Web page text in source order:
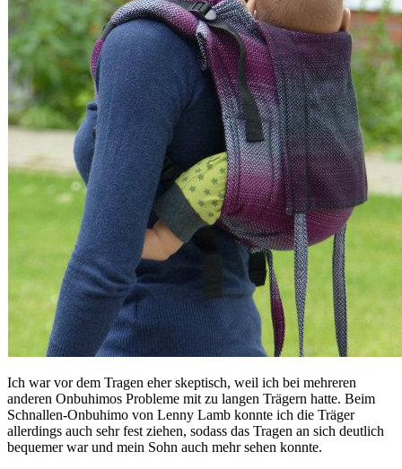
Ich war vor dem Tragen eher skeptisch, weil ich bei mehreren
anderen Onbuhimos Probleme mit zu langen Trägern hatte. Beim
Schnallen-Onbuhimo von Lenny Lamb konnte ich die Träger
allerdings auch sehr fest ziehen, sodass das Tragen an sich deutlich
bequemer war und mein Sohn auch mehr sehen konnte.